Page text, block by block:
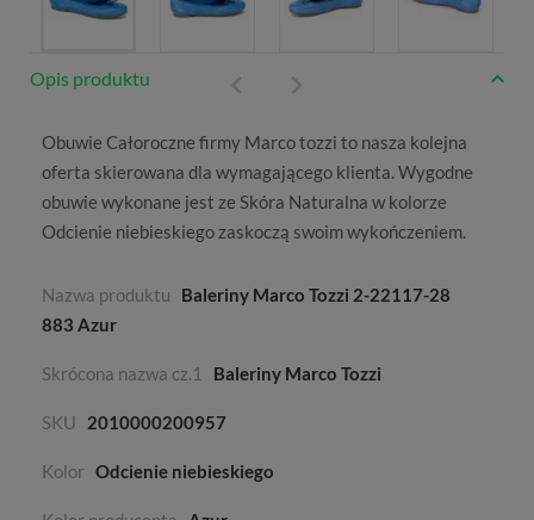
Opis produktu
Obuwie Całoroczne firmy Marco tozzi to nasza kolejna
oferta skierowana dla wymagającego klienta. Wygodne
obuwie wykonane jest ze Skóra Naturalna w kolorze
Odcienie niebieskiego zaskoczą swoim wykończeniem.
Nazwa produktu
Baleriny Marco Tozzi 2-22117-28
883 Azur
Skrócona nazwa cz.1 Baleriny Marco Tozzi
SKU 2010000200957
Kolor Odcienie niebieskiego